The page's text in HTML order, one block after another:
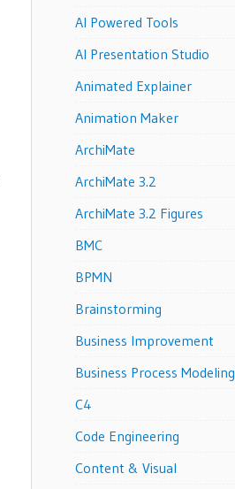
AI Powered Tools
AI Presentation Studio
Animated Explainer
Animation Maker
ArchiMate
ArchiMate 3.2
ArchiMate 3.2 Figures
BMC
BPMN
Brainstorming
Business Improvement
Business Process Modeling
C4
Code Engineering
Content & Visual